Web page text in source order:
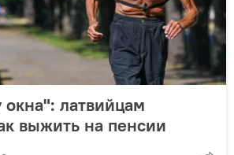
латвийцам
выжить на пенсии